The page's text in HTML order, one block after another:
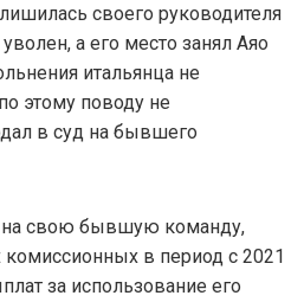
своего руководителя
а его место занял Аяо
итальянца не
этому поводу не
в суд на бывшего
на свою бывшую команду,
в период с 2021
за использование его